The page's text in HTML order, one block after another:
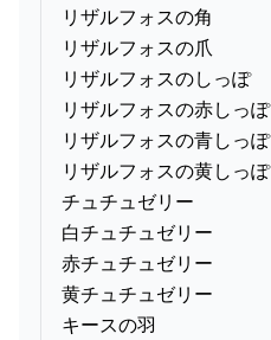
リザルフォスの角
リザルフォスの爪
リザルフォスのしっぽ
リザルフォスの赤しっぽ
リザルフォスの青しっぽ
リザルフォスの黄しっぽ
チュチュゼリー
白チュチュゼリー
赤チュチュゼリー
黄チュチュゼリー
キースの羽